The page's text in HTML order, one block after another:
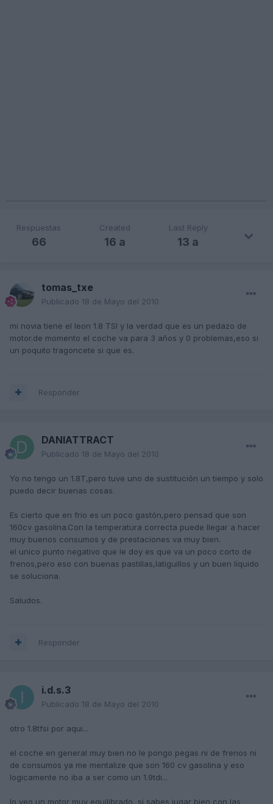
Respuestas
66
Created
16 a
Last Reply
13 a
tomas_txe
Publicado 18 de Mayo del 2010
mi novia tiene el leon 1.8 TSI y la verdad que es un pedazo de
motor.de momento el coche va para 3 años y 0 problemas,eso si
un poquito tragoncete si que es.
Responder
DANIATTRACT
Publicado 18 de Mayo del 2010
Yo no tengo un 1.8T,pero tuve uno de sustitución un tiempo y solo
puedo decir buenas cosas.
Es cierto que en frio es un poco gastón,pero pensad que son
160cv gasolina.Con la temperatura correcta puede llegar a hacer
muy buenos consumos y de prestaciones va muy bien.
el unico punto negativo que le doy es que va un poco corto de
frenos,pero eso con buenas pastillas,latiguillos y un buen líquido
se soluciona.
Saludos.
Responder
i.d.s.3
Publicado 18 de Mayo del 2010
otro 1.8tfsi por aqui...
el coche en general muy bien no le pongo pegas ni de frenos ni
de consumos ya me mentalize que son 160 cv gasolina y eso
logicamente no iba a ser como un 1.9tdi...
lo veo un motor muy equilibrado, si sabes jugar bien con las